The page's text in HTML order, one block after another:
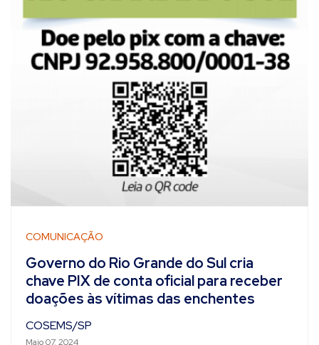
COMUNICAÇÃO
Governo do Rio Grande do Sul cria
chave PIX de conta oficial para receber
doações às vítimas das enchentes
COSEMS/SP
Maio 07, 2024